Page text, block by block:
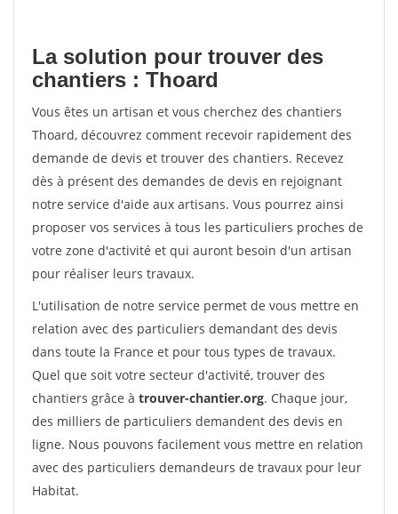
La solution pour trouver des
chantiers : Thoard
Vous êtes un artisan et vous cherchez des chantiers
Thoard, découvrez comment recevoir rapidement des
demande de devis et trouver des chantiers. Recevez
dès à présent des demandes de devis en rejoignant
notre service d'aide aux artisans. Vous pourrez ainsi
proposer vos services à tous les particuliers proches de
votre zone d'activité et qui auront besoin d'un artisan
pour réaliser leurs travaux.
L'utilisation de notre service permet de vous mettre en
relation avec des particuliers demandant des devis
dans toute la France et pour tous types de travaux.
Quel que soit votre secteur d'activité, trouver des
chantiers grâce à trouver-chantier.org. Chaque jour,
des milliers de particuliers demandent des devis en
ligne. Nous pouvons facilement vous mettre en relation
avec des particuliers demandeurs de travaux pour leur
Habitat.